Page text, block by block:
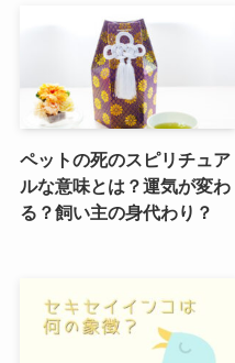
ペットの死のスピリチュア
ルな意味とは？運気が変わ
る？飼い主の身代わり？